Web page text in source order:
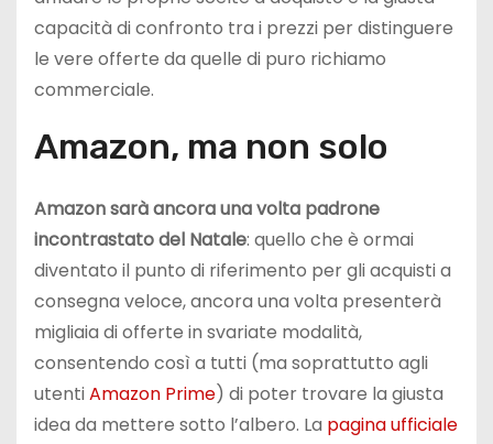
capacità di confronto tra i prezzi per distinguere
le vere offerte da quelle di puro richiamo
commerciale.
Amazon, ma non solo
Amazon sarà ancora una volta padrone
incontrastato del Natale: quello che è ormai
diventato il punto di riferimento per gli acquisti a
consegna veloce, ancora una volta presenterà
migliaia di offerte in svariate modalità,
consentendo così a tutti (ma soprattutto agli
utentiAmazon Prime) di poter trovare la giusta
idea da mettere sotto l’albero. La pagina ufficiale